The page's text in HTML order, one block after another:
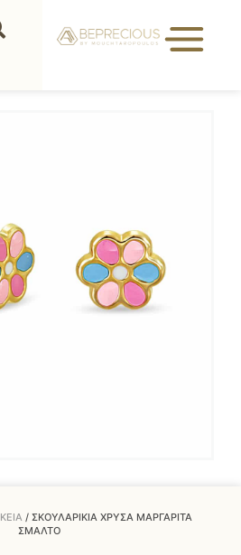
/ ΣΚΟΥΛΑΡΊΚΙΑ ΧΡΥΣΆ ΜΑΡΓΑΡΊΤΑ
ΣΜΆΛΤΟ